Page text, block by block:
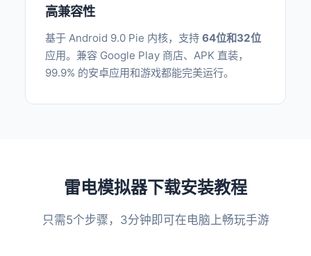
高兼容性
基于 Android 9.0 Pie 内核，支持 64位和32位
应用。兼容 Google Play 商店、APK 直装，
99.9% 的安卓应用和游戏都能完美运行。
雷电模拟器下载安装教程
只需5个步骤，3分钟即可在电脑上畅玩手游